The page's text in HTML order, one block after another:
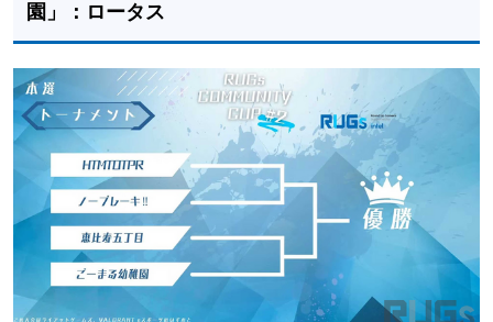
園」：ロータス